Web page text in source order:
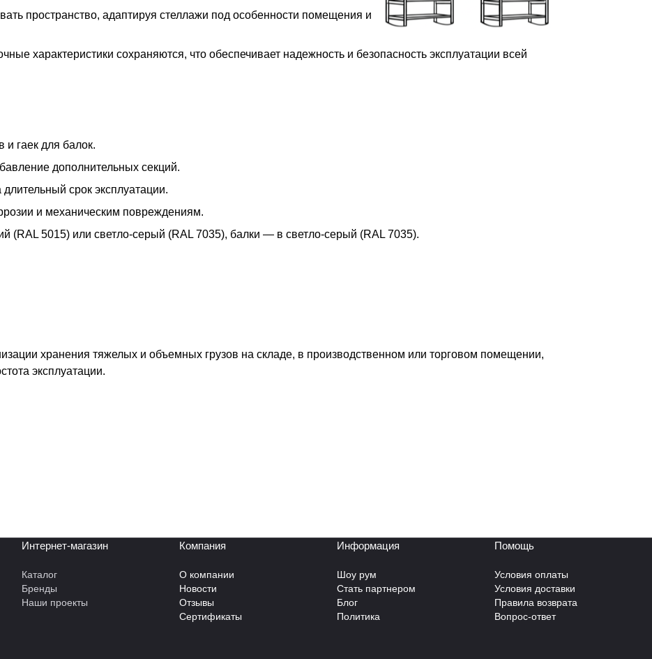
пространство, адаптируя стеллажи под особенности помещения и
характеристики сохраняются, что обеспечивает надежность и безопасность эксплуатации всей
и гаек для балок.
дополнительных секций.
срок эксплуатации.
и механическим повреждениям.
5015) или светло-серый (RAL 7035), балки — в светло-серый (RAL 7035).
хранения тяжелых и объемных грузов на складе, в производственном или торговом помещении,
эксплуатации.
Интернет-магазин
Каталог
Бренды
Наши проекты
Компания
О компании
Новости
Отзывы
Сертификаты
Информация
Шоу рум
Стать партнером
Блог
Политика
Помощь
Условия оплаты
Условия доставки
Правила возврата
Вопрос-ответ